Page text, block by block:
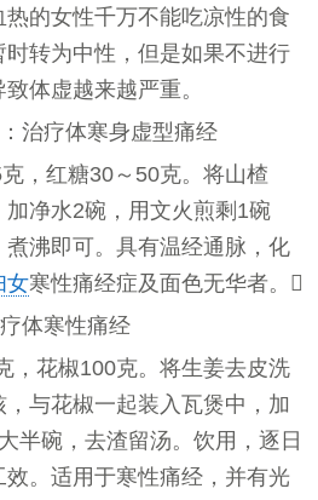
的女性千万不能吃凉性的食
转为中性，但是如果不进行
体虚越来越严重。
治疗体寒身虚型痛经
，红糖30～50克。将山楂
净水2碗，用文火煎剩1碗
沸即可。具有温经通脉，化
女寒性痛经症及面色无华者。
体寒性痛经
，花椒100克。将生姜去皮洗
与花椒一起装入瓦煲中，加
半碗，去渣留汤。饮用，逐日
。适用于寒性痛经，并有光